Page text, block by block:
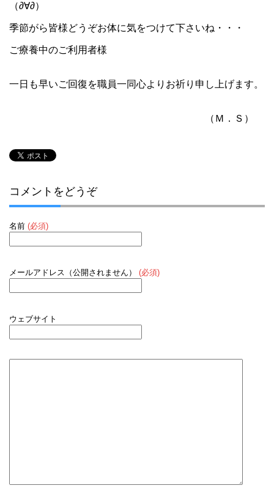
（∂∀∂）
季節がら皆様どうぞお体に気をつけて下さいね・・・
ご療養中のご利用者様
一日も早いご回復を職員一同心よりお祈り申し上げます。
（Ｍ．Ｓ）
コメントをどうぞ
名前 (必須)
メールアドレス（公開されません） (必須)
ウェブサイト